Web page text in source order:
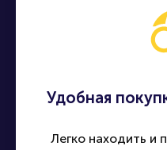
Удобная
Легко находить и